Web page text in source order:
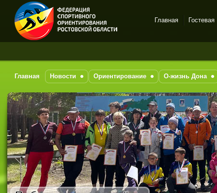
Спортивное
на-Дону
Главная Гостевая
Главная Новости Ориентирование О-жизнь Дона